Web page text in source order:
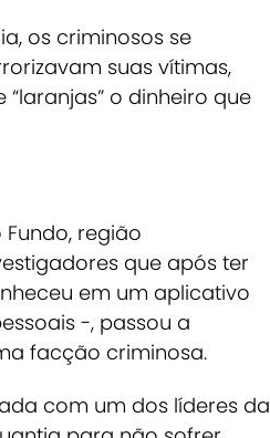
os criminosos se
suas vítimas,
o dinheiro que
região
que após ter
em um aplicativo
-, passou a
facção criminosa.
com um dos líderes da